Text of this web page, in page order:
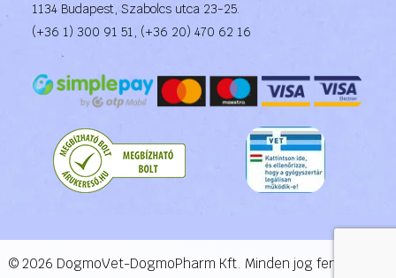
1134 Budapest, Szabolcs utca 23-25.
(+36 1) 300 91 51, (+36 20) 470 62 16
© 2026 DogmoVet-DogmoPharm Kft. Minden jog fenntartva.